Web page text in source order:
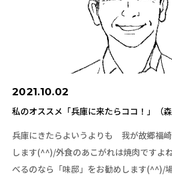
2021.10.02
私のオススメ「兵庫に来たらココ！」（
兵庫にきたらよいうよりも 我が故郷福
します(^^)/外食のあこがれは焼肉ですよ
べるのなら「味邸」をお勧めします(^^)/